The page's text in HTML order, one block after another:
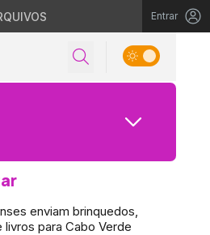
Entrar
enviam brinquedos,
livros para Cabo Verde